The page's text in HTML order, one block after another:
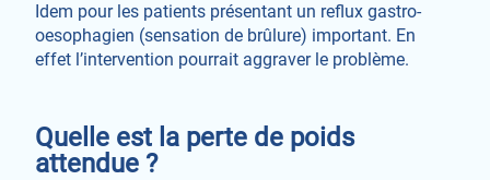
Idem pour les patients présentant un reflux gastro-
oesophagien (sensation de brûlure) important. En
effet l’intervention pourrait aggraver le problème.
Quelle est la perte de poids
attendue ?